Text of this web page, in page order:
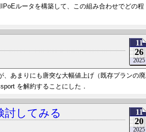
ルータを構築して、この組み合わせでどの程
11
26
2025
あまりにも唐突な大幅値上げ（既存プランの廃
を解約することにした．
11
20
2025
討してみる